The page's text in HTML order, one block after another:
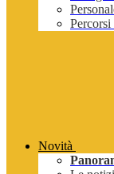
Novità